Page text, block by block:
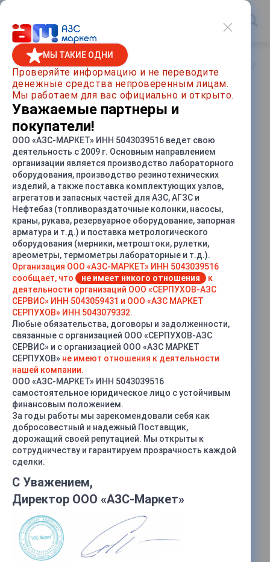
Главная / Каталог товаров
КМН 100-80-160 (11кВт)
СРАВНИТЬ
Характеристики
Мощность двигателя, кВт — 11
Производительность, м3/ч
—
Масса, кг —
МЫ ТАКИЕ ОДНИ
Проверяйте информацию и не переводите
денежные средства непроверенным лицам.
Мы работаем для вас официально и открыто.
Уважаемые партнеры и
покупатели!
ООО «АЗС-МАРКЕТ» ИНН 5043039516 ведет свою
деятельность с 2009 г. Основным направлением
организации является производство лабораторного
оборудования, производство резинотехнических
изделий, а также поставка комплектующих узлов,
агрегатов и запасных частей для АЗС, АГЗС и
Нефтебаз (топливораздаточные колонки, насосы,
краны, рукава, резервуарное оборудование, запорная
арматура и т.д.) и поставка метрологического
оборудования (мерники, метроштоки, рулетки,
ареометры, термометры лабораторные и т.д.).
Организация ООО «АЗС-МАРКЕТ» ИНН 5043039516
сообщает, что
не имеет никого отношения
к
деятельности организаций ООО «СЕРПУХОВ-АЗС
СЕРВИС» ИНН 5043059431 и ООО «АЗС МАРКЕТ
СЕРПУХОВ» ИНН 5043079332.
Любые обязательства, договоры и задолженности,
связанные с организацией ООО «СЕРПУХОВ-АЗС
СЕРВИС» и с организацией ООО «АЗС МАРКЕТ
СЕРПУХОВ» не имеют отношения к деятельности
нашей компании.
ООО «АЗС-МАРКЕТ» ИНН 5043039516
самостоятельное юридическое лицо с устойчивым
финансовым положением.
За годы работы мы зарекомендовали себя как
добросовестный и надежный Поставщик,
дорожащий своей репутацией. Мы открыты к
сотрудничеству и гарантируем прозрачность каждой
сделки.
С Уважением,
Директор ООО «АЗС-Маркет»